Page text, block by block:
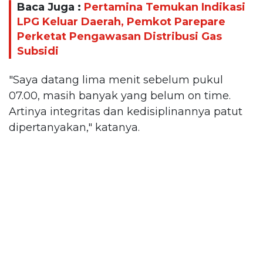
Baca Juga : Pertamina Temukan Indikasi
LPG Keluar Daerah, Pemkot Parepare
Perketat Pengawasan Distribusi Gas
Subsidi
"Saya datang lima menit sebelum pukul
07.00, masih banyak yang belum on time.
Artinya integritas dan kedisiplinannya patut
dipertanyakan," katanya.